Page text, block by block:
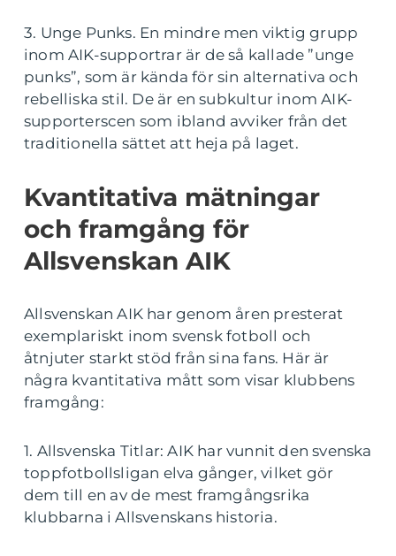
3. Unge Punks. En mindre men viktig grupp
inom AIK-supportrar är de så kallade ”unge
punks”, som är kända för sin alternativa och
rebelliska stil. De är en subkultur inom AIK-
supporterscen som ibland avviker från det
traditionella sättet att heja på laget.
Kvantitativa mätningar
och framgång för
Allsvenskan AIK
Allsvenskan AIK har genom åren presterat
exemplariskt inom svensk fotboll och
åtnjuter starkt stöd från sina fans. Här är
några kvantitativa mått som visar klubbens
framgång:
1. Allsvenska Titlar: AIK har vunnit den svenska
toppfotbollsligan elva gånger, vilket gör
dem till en av de mest framgångsrika
klubbarna i Allsvenskans historia.